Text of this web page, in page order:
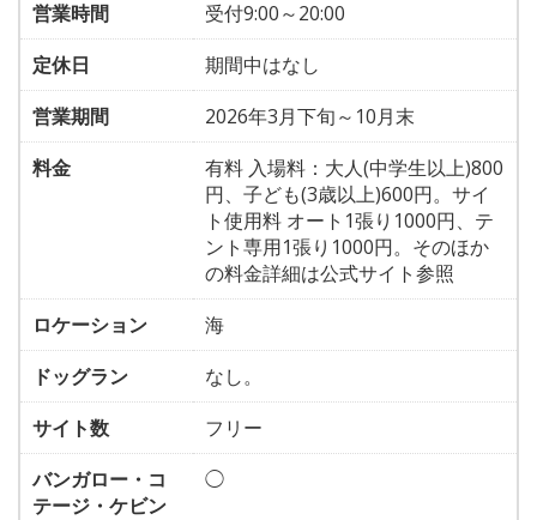
営業時間
受付9:00～20:00
定休日
期間中はなし
営業期間
2026年3月下旬～10月末
料金
有料 入場料：大人(中学生以上)800
円、子ども(3歳以上)600円。サイ
ト使用料 オート1張り1000円、テ
ント専用1張り1000円。そのほか
の料金詳細は公式サイト参照
ロケーション
海
ドッグラン
なし。
サイト数
フリー
バンガロー・コ
テージ・ケビン
◯